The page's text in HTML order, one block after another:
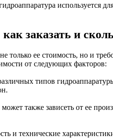
используется
заказать и
только ее стоимость, но и
от следующих факторов:
типов
также зависеть от ее
и технические